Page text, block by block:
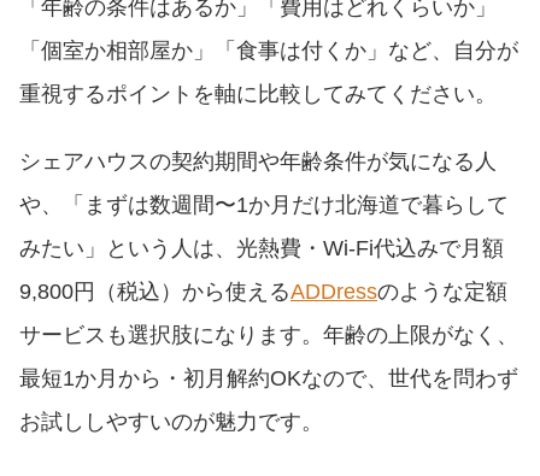
「年齢の条件はあるか」「費用はどれくらいか」
「個室か相部屋か」「食事は付くか」など、自分が
重視するポイントを軸に比較してみてください。
シェアハウスの契約期間や年齢条件が気になる人
や、「まずは数週間〜1か月だけ北海道で暮らして
みたい」という人は、光熱費・Wi-Fi代込みで月額
9,800円（税込）から使えるADDressのような定額
サービスも選択肢になります。年齢の上限がなく、
最短1か月から・初月解約OKなので、世代を問わず
お試ししやすいのが魅力です。